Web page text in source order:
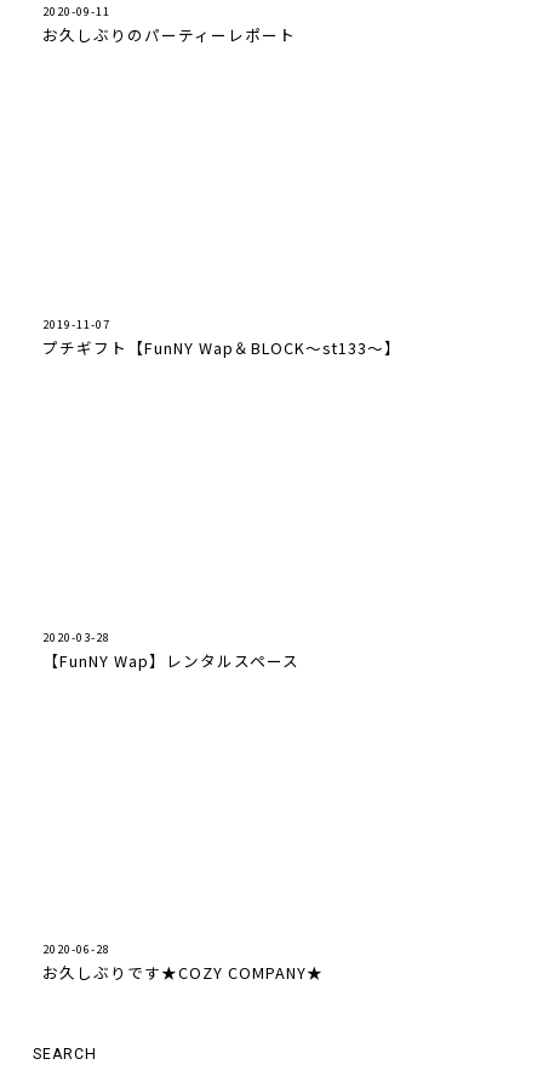
2020-09-11
お久しぶりのパーティーレポート
2019-11-07
プチギフト【FunNY Wap＆BLOCK～st133～】
2020-03-28
【FunNY Wap】レンタルスペース
2020-06-28
お久しぶりです★COZY COMPANY★
SEARCH